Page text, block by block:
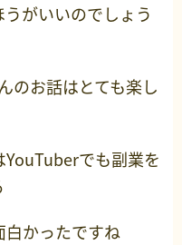
がいいのでしょう
のお話はとても楽し
でも副業を
白かったですね